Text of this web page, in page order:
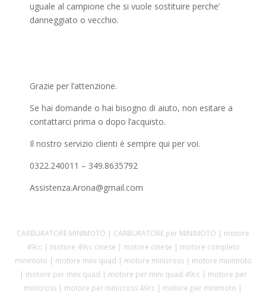
uguale al campione che si vuole sostituire perche’
danneggiato o vecchio.
Grazie per l’attenzione.
Se hai domande o hai bisogno di aiuto, non esitare a
contattarci prima o dopo l’acquisto.
Il nostro servizio clienti è sempre qui per voi.
0322.240011 – 349.8635792
Assistenza.Arona@gmail.com
CARBURATORE MINIMOTO | CARBURATORE per MINIMOTO | motore
49cc | motore 49cc cinese | motore cinese | motore completo
minimoto | motore mini quad | motore minicross | motore minimoto
| motore per mini quad | motore per mini quad 49cc | motore per
minicross | motore per minicross 49cc | motore per minimoto |